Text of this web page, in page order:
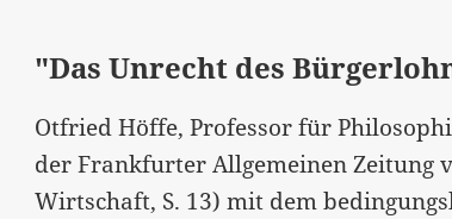
"Das Unrecht des
Otfried Höffe, Professor für
der Frankfurter Allgemeinen Zeitung
Wirtschaft, S. 13) mit dem